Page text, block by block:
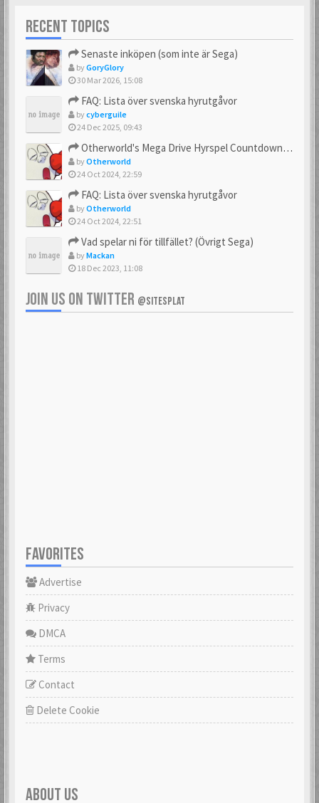
RECENT TOPICS
Senaste inköpen (som inte är Sega)
byGoryGlory
30 Mar 2026, 15:08
FAQ: Lista över svenska hyrutgåvor
bycyberguile
24 Dec 2025, 09:43
Otherworld's Mega Drive Hyrspel Countdown Tråd!
byOtherworld
24 Oct 2024, 22:59
FAQ: Lista över svenska hyrutgåvor
byOtherworld
24 Oct 2024, 22:51
Vad spelar ni för tillfället? (Övrigt Sega)
byMackan
18 Dec 2023, 11:08
JOIN US ON TWITTER @SITESPLAT
FAVORITES
Advertise
Privacy
DMCA
Terms
Contact
Delete Cookie
ABOUT US